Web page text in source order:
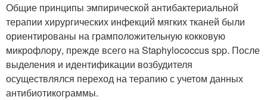
Общие принципы эмпирической антибактериальной
терапии хирургических инфекций мягких тканей были
ориентированы на грамположительную кокковую
микрофлору, прежде всего на Staphylococcus spp. После
выделения и идентификации возбудителя
осуществлялся переход на терапию с учетом данных
антибиотикограммы.